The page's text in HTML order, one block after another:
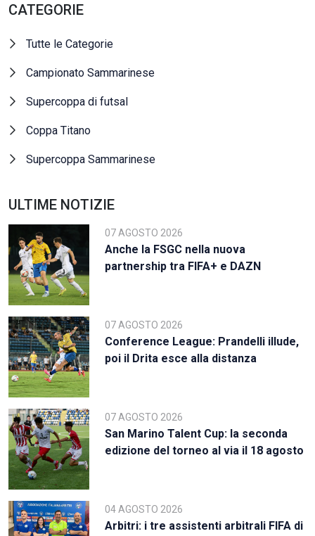
CATEGORIE
Tutte le Categorie
Campionato Sammarinese
Supercoppa di futsal
Coppa Titano
Supercoppa Sammarinese
ULTIME NOTIZIE
07 AGOSTO 2026
Anche la FSGC nella nuova
partnership tra FIFA+ e DAZN
07 AGOSTO 2026
Conference League: Prandelli illude,
poi il Drita esce alla distanza
07 AGOSTO 2026
San Marino Talent Cup: la seconda
edizione del torneo al via il 18 agosto
04 AGOSTO 2026
Arbitri: i tre assistenti arbitrali FIFA di